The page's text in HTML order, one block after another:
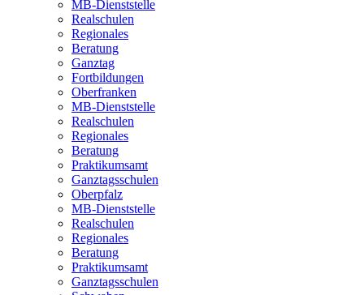
MB-Dienststelle
Realschulen
Regionales
Beratung
Ganztag
Fortbildungen
Oberfranken
MB-Dienststelle
Realschulen
Regionales
Beratung
Praktikumsamt
Ganztagsschulen
Oberpfalz
MB-Dienststelle
Realschulen
Regionales
Beratung
Praktikumsamt
Ganztagsschulen